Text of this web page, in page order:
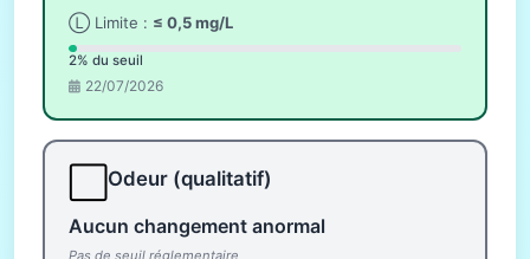
Ⓛ Limite : ≤ 0,5 mg/L
2% du seuil
22/07/2026
Odeur (qualitatif)
Aucun changement anormal
Pas de seuil réglementaire